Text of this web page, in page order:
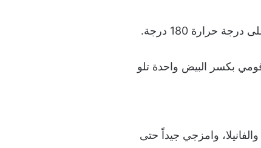
حرارة 180 درجة.
بكسر البيض واحدة تلو
وامزجي جيداً حتى